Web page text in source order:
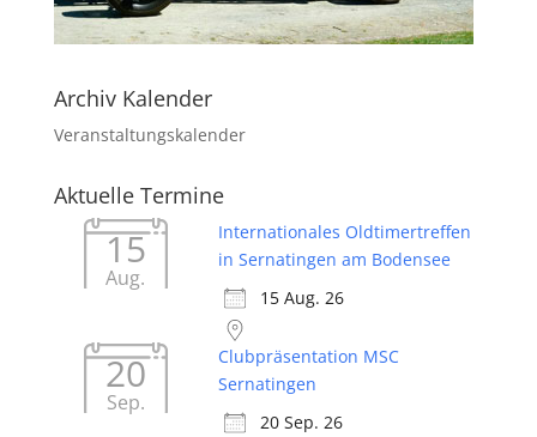
Archiv Kalender
Veranstaltungskalender
Aktuelle Termine
15
Aug.
Internationales Oldtimertreffen
in Sernatingen am Bodensee
15 Aug. 26
20
Sep.
Clubpräsentation MSC
Sernatingen
20 Sep. 26